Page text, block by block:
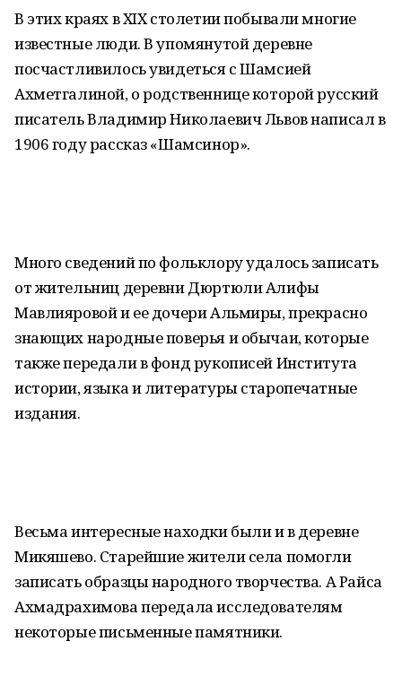
В этих краях в XIX столетии побывали многие
известные люди. В упомянутой деревне
посчастливилось увидеться с Шамсией
Ахметгалиной, о родственнице которой русский
писатель Владимир Николаевич Львов написал в
1906 году рассказ «Шамсинор».
Много сведений по фольклору удалось записать
от жительниц деревни Дюртюли Алифы
Мавлияровой и ее дочери Альмиры, прекрасно
знающих народные поверья и обычаи, которые
также передали в фонд рукописей Института
истории, языка и литературы старопечатные
издания.
Весьма интересные находки были и в деревне
Микяшево. Старейшие жители села помогли
записать образцы народного творчества. А Райса
Ахмадрахимова передала исследователям
некоторые письменные памятники.